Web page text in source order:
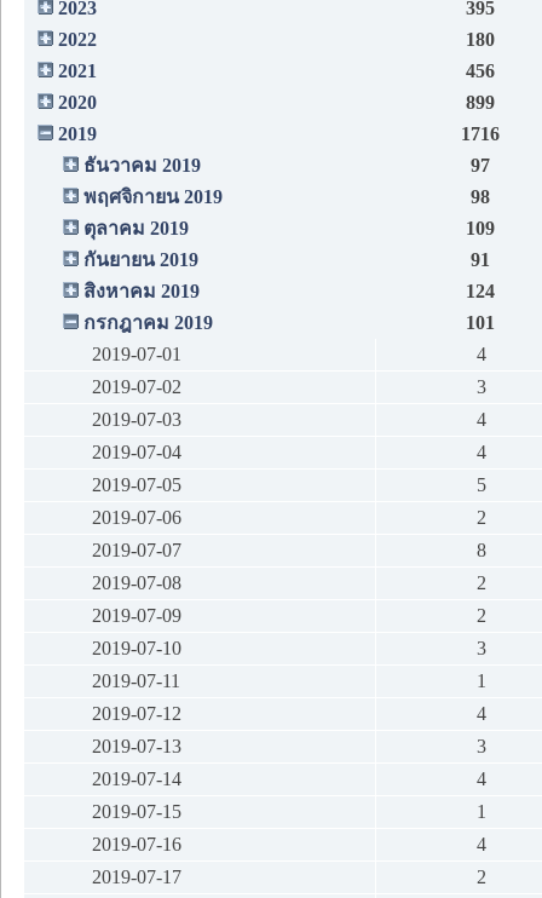
2023
395
2022
180
2021
456
2020
899
2019
1716
ธันวาคม 2019
97
พฤศจิกายน 2019
98
ตุลาคม 2019
109
กันยายน 2019
91
สิงหาคม 2019
124
กรกฎาคม 2019
101
2019-07-01
4
2019-07-02
3
2019-07-03
4
2019-07-04
4
2019-07-05
5
2019-07-06
2
2019-07-07
8
2019-07-08
2
2019-07-09
2
2019-07-10
3
2019-07-11
1
2019-07-12
4
2019-07-13
3
2019-07-14
4
2019-07-15
1
2019-07-16
4
2019-07-17
2